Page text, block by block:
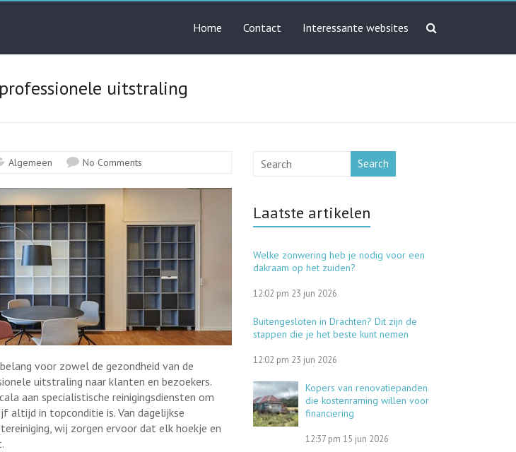
Home Contact Interessante websites
uitstraling
Algemeen No Comments
voor zowel de gezondheid van de
uitstraling naar klanten en bezoekers.
aan specialistische reinigingsdiensten om
altijd in topconditie is. Van dagelijkse
wij zorgen ervoor dat elk hoekje en
Search
Laatste artikelen
Welke zonwering heb je nodig voor een
dakraam op het zuiden?
12:02 pm 23 jun 2026
Buitengesloten in Drachten? Dit zijn de
stappen die je het beste kunt nemen
12:02 pm 23 jun 2026
Kopers van renovatiepanden
die kostenraming willen voor
financiering
12:37 pm 15 jun 2026